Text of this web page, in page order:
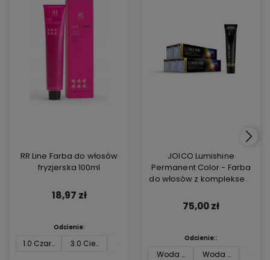
RR Line Farba do włosów
fryzjerska 100ml
18,97 zł
Odcienie:
1.0 Czarny 3.0 Ciemny brąz 5.0 Jasny brąz6.0 Ciemny
JOICO Lumishine
Permanent Color - Farba
do włosów z kompleksem
włosy 74ml
75,00 zł
Odcienie::
Woda utleniona Joico 3 %
Woda utleniona